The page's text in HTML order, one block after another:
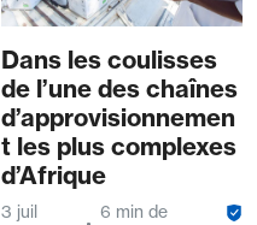
Dans les coulisses
de l’une des chaînes
d’approvisionnemen
t les plus complexes
d’Afrique
3 juil
6 min de